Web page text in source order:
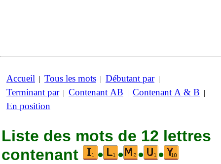
Accueil | Tous les mots | Débutant par|
Terminant par| Contenant AB | Contenant A & B |
En position
Liste des mots de 12 lettres
contenant
• • • •